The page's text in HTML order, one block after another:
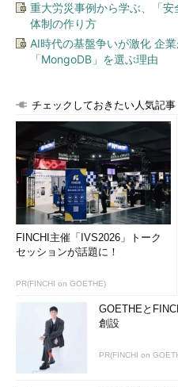
重大労災事例から学ぶ、「
体制の作り方
AI時代の基盤争いが激化 企
「MongoDB」を選ぶ理由
チェックしておきたい人気記事
FINCHI主催「IVS2026」トーク
セッションが話題に！
PR(FINCHI on GOETHE)
GOETHEと
創設
PR(FINCHI on